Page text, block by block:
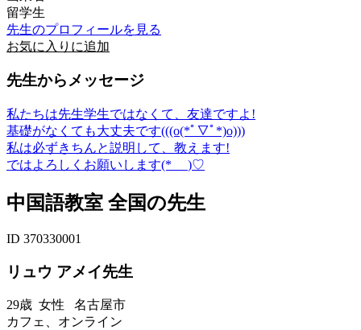
留学生
先生のプロフィールを見る
お気に入りに追加
先生からメッセージ
私たちは先生学生ではなくて、友達ですよ!
基礎がなくても大丈夫です(((o(*ﾟ▽ﾟ*)o)))
私は必ずきちんと説明して、教えます!
ではよろしくお願いします(*_ _)♡
中国語教室 全国の先生
ID 370330001
リュウ アメイ先生
29歳 女性 名古屋市
カフェ、オンライン